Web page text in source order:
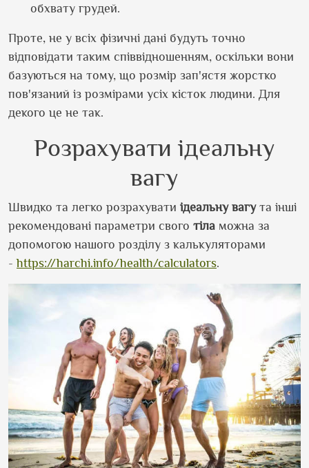
обхвату грудей.
Проте, не у всіх фізичні дані будуть точно
відповідати таким співвідношенням, оскільки вони
базуються на тому, що розмір зап'ястя жорстко
пов'язаний із розмірами усіх кісток людини. Для
декого це не так.
Розрахувати ідеальну
вагу
Швидко та легко розрахувати ідеальну вагута інші
рекомендовані параметри свого тіла можна за
допомогою нашого розділу з калькуляторами
-https://harchi.info/health/calculators.